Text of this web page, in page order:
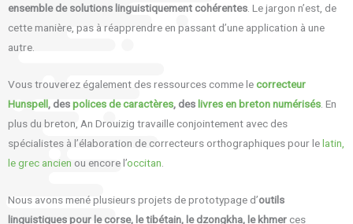
ensemble de solutions linguistiquement cohérentes . Le jargon n’est, de
cette manière, pas à réapprendre en passant d’une application à une
autre.
Vous trouverez également des ressources comme lecorrecteur
Hunspell, despolices de caractères, des livres en breton numérisés . En
plus du breton, An Drouizig travaille conjointement avec des
spécialistes à l’élaboration de correcteurs orthographiques pour lelatin,
le grec ancien ou encore l’occitan
Nous avons mené plusieurs projets de prototypage d’outils
linguistiques pour le corse, le tibétain, le dzongkha, le khmer ces